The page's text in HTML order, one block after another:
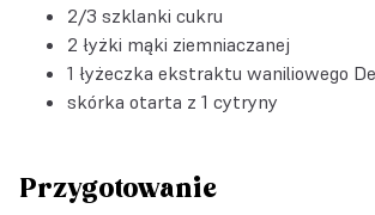
2/3 szklanki cukru
2 łyżki mąki ziemniaczanej
1 łyżeczka ekstraktu waniliowego
skórka otarta z 1 cytryny
Przygotowanie